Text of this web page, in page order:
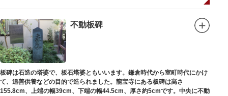
不動板碑
板碑は石造の塔婆で、板石塔婆ともいいます。鎌倉時代から室町時代にかけ
て、追善供養などの目的で造られました。龍宝寺にある板碑は高さ
155.8cm、上端の幅39cm、下端の幅44.5cm、厚さ約5cmです。中央に不動